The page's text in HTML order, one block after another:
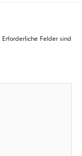
Erforderliche Felder sind